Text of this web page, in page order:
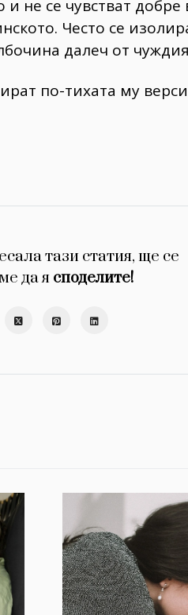
не се чувстват
Често се
далеч от
по-тихата му
тази статия, ще се
да я споделите!